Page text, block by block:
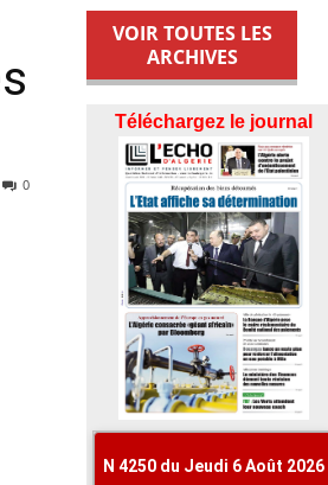
0
VOIR TOUTES LES
ARCHIVES